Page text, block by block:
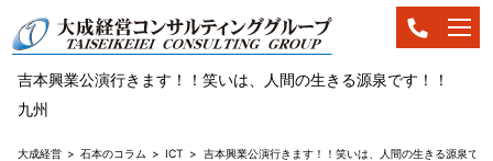
吉本興業公演行きます！！笑いは、人間の生きる源泉です！！
九州
大成経営 石本のコラム ICT 吉本興業公演行きます！！笑いは、人間の生きる源泉です